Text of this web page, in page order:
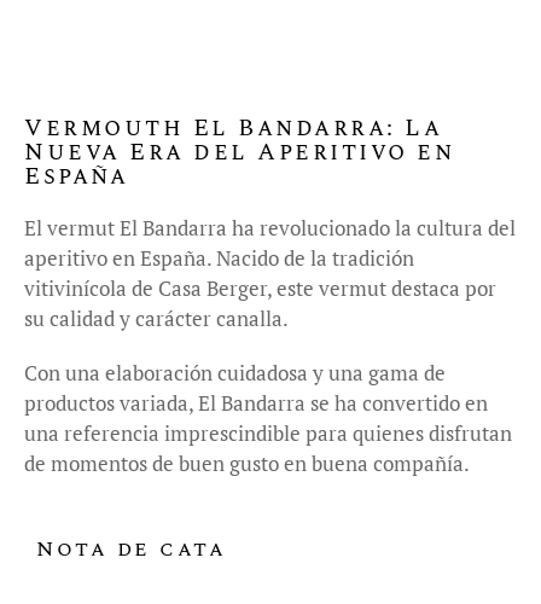
Vermouth El Bandarra: La
Nueva Era del Aperitivo en
España
El vermut El Bandarra ha revolucionado la cultura del
aperitivo en España. Nacido de la tradición
vitivinícola de Casa Berger, este vermut destaca por
su calidad y carácter canalla.
Con una elaboración cuidadosa y una gama de
productos variada, El Bandarra se ha convertido en
una referencia imprescindible para quienes disfrutan
de momentos de buen gusto en buena compañía.
Nota de cata